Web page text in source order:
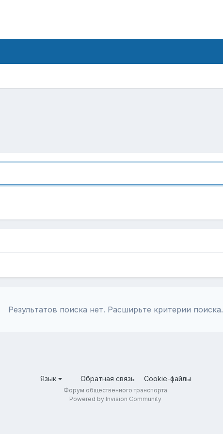
Результатов поиска нет. Расширьте критерии поиска.
Язык Обратная связь Cookie-файлы
Форум общественного транспорта
Powered by Invision Community